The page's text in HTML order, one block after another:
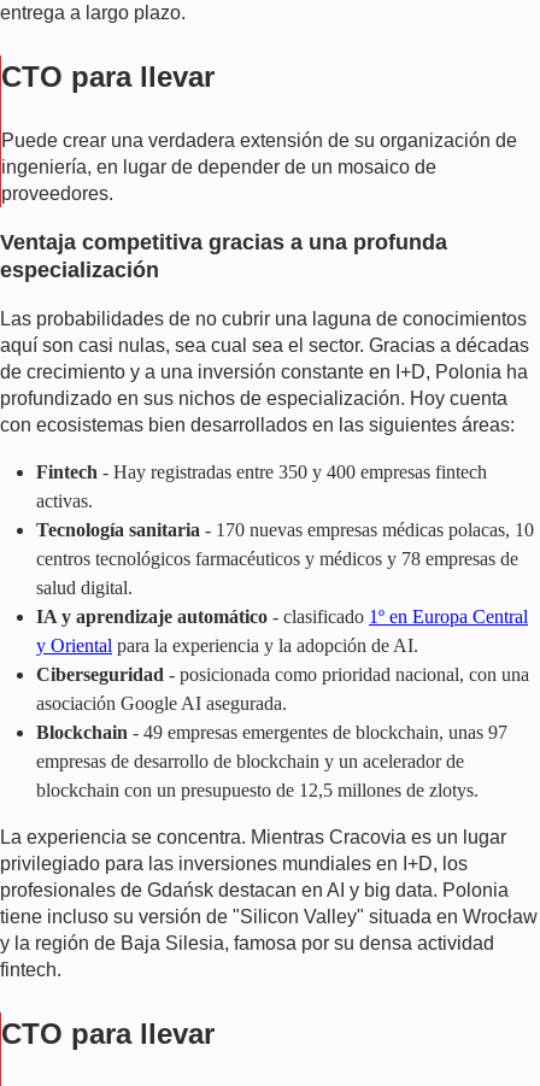
entrega a largo plazo.
CTO para llevar
Puede crear una verdadera extensión de su organización de
ingeniería, en lugar de depender de un mosaico de
proveedores.
Ventaja competitiva gracias a una profunda
especialización
Las probabilidades de no cubrir una laguna de conocimientos
aquí son casi nulas, sea cual sea el sector. Gracias a décadas
de crecimiento y a una inversión constante en I+D, Polonia ha
profundizado en sus nichos de especialización. Hoy cuenta
con ecosistemas bien desarrollados en las siguientes áreas:
Fintech - Hay registradas entre 350 y 400 empresas fintech
activas.
Tecnología sanitaria - 170 nuevas empresas médicas polacas, 10
centros tecnológicos farmacéuticos y médicos y 78 empresas de
salud digital.
IA y aprendizaje automático - clasificado 1º en Europa Central
y Oriental para la experiencia y la adopción de AI.
Ciberseguridad - posicionada como prioridad nacional, con una
asociación Google AI asegurada.
Blockchain - 49 empresas emergentes de blockchain, unas 97
empresas de desarrollo de blockchain y un acelerador de
blockchain con un presupuesto de 12,5 millones de zlotys.
La experiencia se concentra. Mientras Cracovia es un lugar
privilegiado para las inversiones mundiales en I+D, los
profesionales de Gdańsk destacan en AI y big data. Polonia
tiene incluso su versión de "Silicon Valley" situada en Wrocław
y la región de Baja Silesia, famosa por su densa actividad
fintech.
CTO para llevar